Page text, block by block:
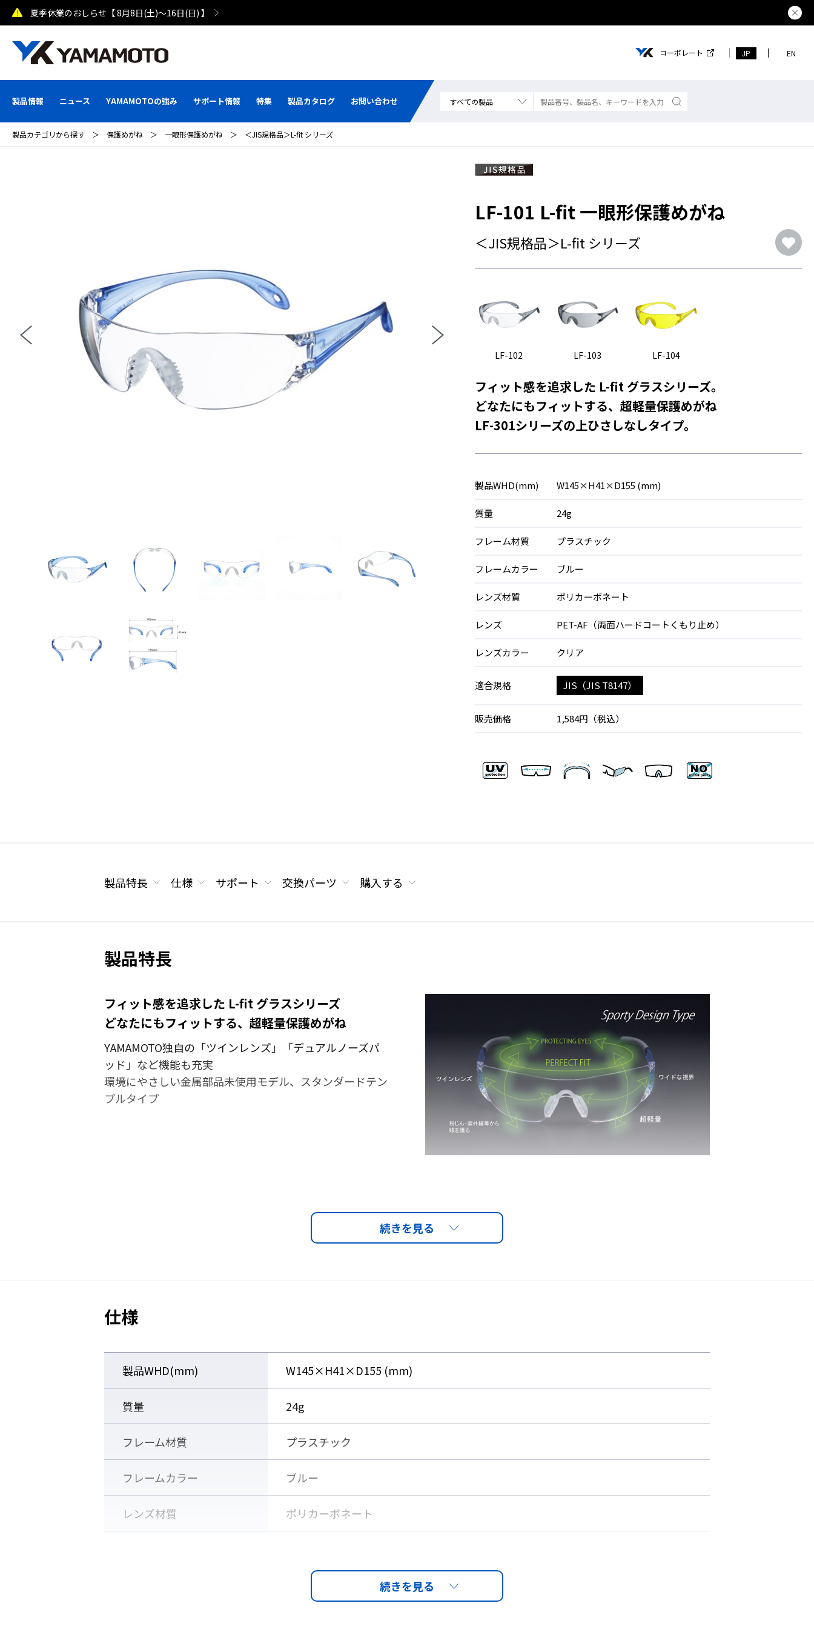
コーポレート JP EN
製品情報 ニュース YAMAMOTOの強み サポート情報 特集 製品カタログ お問い合わせ
製品カテゴリから探す ＞ 保護めがね ＞ 一眼形保護めがね ＞ ＜JIS規格品＞L-fit シリーズ
LF-101 L-fit 一眼形保護めがね
＜JIS規格品＞L-fit シリーズ
LF-102 LF-103 LF-104
フィット感を追求した L-fit グラスシリーズ。
どなたにもフィットする、超軽量保護めがね
LF-301シリーズの上ひさしなしタイプ。
製品WHD(mm) W145×H41×D155 (mm)
質量 24g
フレーム材質 プラスチック
フレームカラー ブルー
レンズ材質 ポリカーボネート
レンズ PET-AF（両面ハードコートくもり止め）
レンズカラー クリア
適合規格 JIS（JIS T8147）
販売価格 1,584円（税込）
製品特長 仕様 サポート 交換パーツ 購入する
製品特長
フィット感を追求した L-fit グラスシリーズ
どなたにもフィットする、超軽量保護めがね
YAMAMOTO独自の「ツインレンズ」「デュアルノーズパ
ッド」など機能も充実
環境にやさしい金属部品未使用モデル、スタンダードテン
プルタイプ
の顔に合わせたジャパンフィットツインレンズ採用。
デュアルフィットノーズ
※納品時はNORMAL状態が装着されています。
仕様
製品WHD(mm) W145×H41×D155 (mm)
質量 24g
フレーム材質 プラスチック
フレームカラー ブルー
レンズ材質 ポリカーボネート